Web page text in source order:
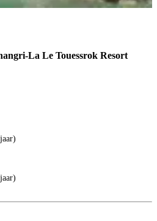
La Le Touessrok Resort